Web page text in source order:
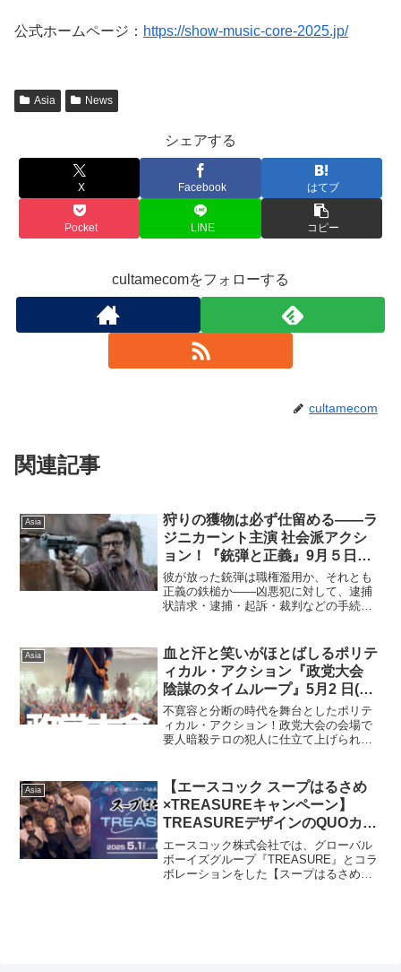
公式ホームページ： https://show-music-core-2025.jp/
Asia News
シェアする
X Facebook はてブ
Pocket LINE コピー
cultamecomをフォローする
cultamecom
関連記事
Asia
狩りの獲物は必ず仕留める――ラ
ジニカーント主演 社会派アクシ
ョン！『銃弾と正義』9月５日
（金）全国公開決定！特報&場面
写真解禁 ！
彼が放った銃弾は職権濫用か、それとも
正義の鉄槌か——凶悪犯に対して、逮捕
状請求・逮捕・起訴・裁判などの手続き
察官が行使する暴力に正面から疑義を突
きつける社会派アクション...
Asia
血と汗と笑いがほとばしるポリテ
ィカル・アクション『政党大会
陰謀のタイムループ』5月2 日(金)
より全国公開決定 ! ポスタービジ
ュアルと予告編が解禁
不寛容と分断の時代を舞台としたポリテ
ィカル・アクション！政党大会の会場で
要人暗殺テロの犯人に仕立て上げられた
タイムループ』(配給：SPACEBOX) が、
5月2 日(金...
Asia
【エースコック スープはるさめ
×TREASUREキャンペーン】
TREASUREデザインのQUOカー
ドPayなど豪華景品が当たるコラ
ボキャンペーンが5月1日（木）よ
り開催
エースコック株式会社では、グローバル
ボーイズグループ『TREASURE』とコラ
ボレーションをした【スープはるさめ